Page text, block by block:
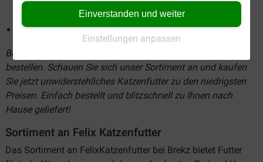
Einverstanden und weiter
Einstellungen anpassen
Antioxidantien wie Vitamin E
Gutes Sehvermögen durch den Zusatz von Vitamin A
Bei Brekz können Sie Felix Katzenfutter günstig online
bestellen. Schauen Sie sich unser Sortiment an und kaufen
Sie jetzt unwiderstehliches Katzenfutter zu den niedrigsten
Preisen. Einfach bestellt und blitzschnell zu Ihnen nach
Hause geliefert!
Sortiment an Felix Katzenfutter
Das Sortiment an FelixKatzenfutter bei Brekz bietet Futter